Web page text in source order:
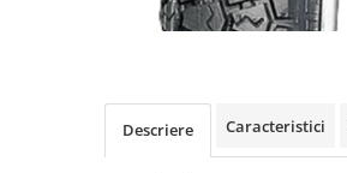
https://www.doctortrotineta.ro/
Descriere Caracteristici